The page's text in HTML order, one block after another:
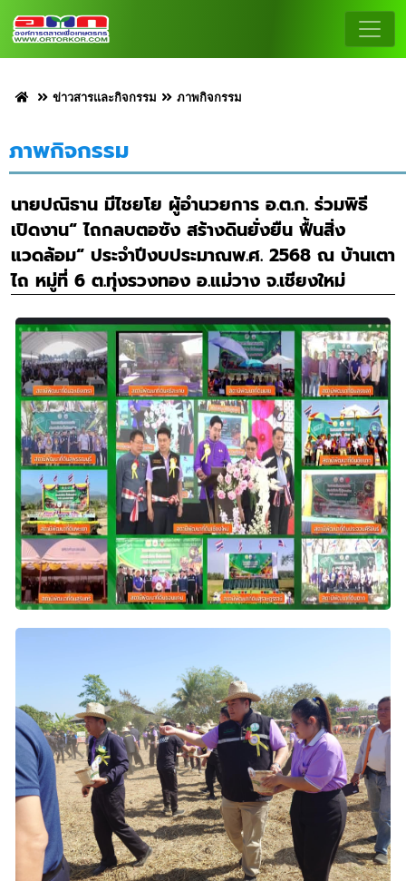
ข่าวสารและกิจกรรม ภาพกิจกรรม
ภาพกิจกรรม
นายปณิธาน มีไชยโย ผู้อำนวยการ อ.ต.ก. ร่วมพิธี
เปิดงาน“ ไถกลบตอซัง สร้างดินยั่งยืน ฟื้นสิ่ง
แวดล้อม“ ประจำปีงบประมาณพ.ศ. 2568 ณ บ้านเตา
ไถ หมู่ที่ 6 ต.ทุ่งรวงทอง อ.แม่วาง จ.เชียงใหม่